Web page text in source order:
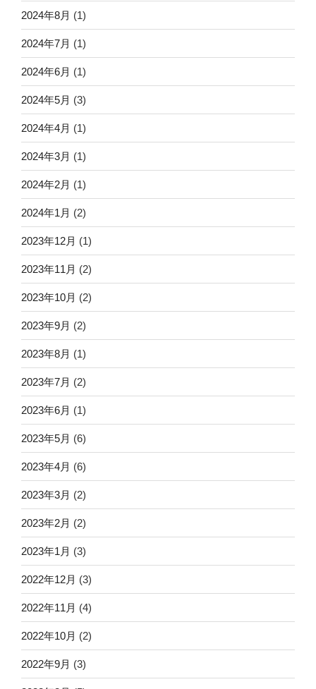
2024年8月 (1)
2024年7月 (1)
2024年6月 (1)
2024年5月 (3)
2024年4月 (1)
2024年3月 (1)
2024年2月 (1)
2024年1月 (2)
2023年12月 (1)
2023年11月 (2)
2023年10月 (2)
2023年9月 (2)
2023年8月 (1)
2023年7月 (2)
2023年6月 (1)
2023年5月 (6)
2023年4月 (6)
2023年3月 (2)
2023年2月 (2)
2023年1月 (3)
2022年12月 (3)
2022年11月 (4)
2022年10月 (2)
2022年9月 (3)